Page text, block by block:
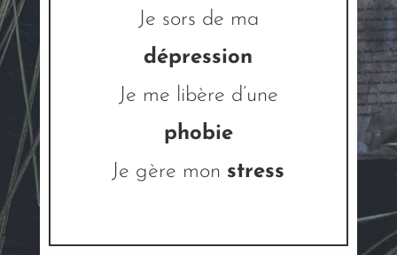
Je sors de ma
dépression
Je me libère d’une
phobie
Je gère mon stress